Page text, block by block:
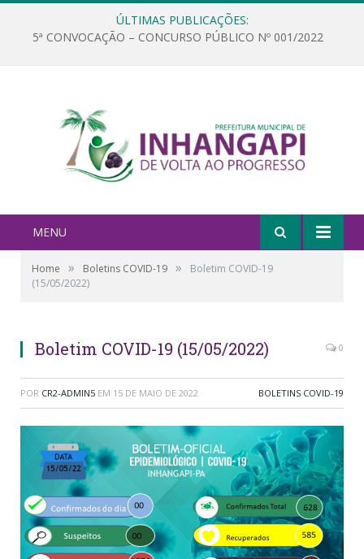
ÚLTIMAS PUBLICAÇÕES:
5ª CONVOCAÇÃO – CONCURSO PÚBLICO Nº 001/2022
MENU
Home » Boletins COVID-19 »
Boletim COVID-19
(15/05/2022)
Boletim COVID-19 (15/05/2022) 0
POR CR2-ADMIN5 EM 15 DE MAIO DE 2022 BOLETINS COVID-19